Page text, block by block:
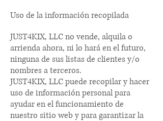
Uso de la información recopilada
JUST4KIX, LLC no vende, alquila o
arrienda ahora, ni lo hará en el futuro,
ninguna de sus listas de clientes y/o
nombres a terceros.
JUST4KIX, LLC puede recopilar y hacer
uso de información personal para
ayudar en el funcionamiento de
nuestro sitio web y para garantizar la